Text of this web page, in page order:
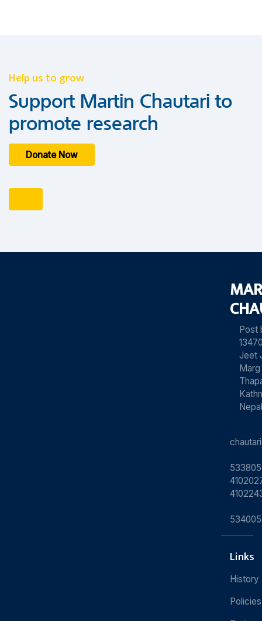
Help us to grow
Support Martin Chautari to
promote research
Donate Now
Post
Jeet
Marg
Nepal
Links
History
Policies